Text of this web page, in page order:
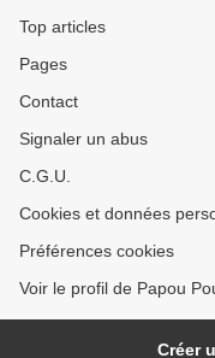
Top articles
Pages
Contact
Signaler un abus
C.G.U.
Cookies et données
Préférences cookies
Voir le profil de Papou
Créer